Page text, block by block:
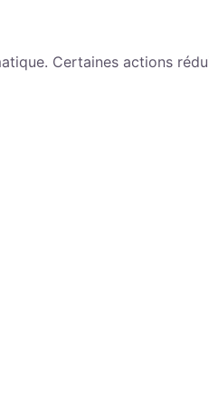
Certaines actions